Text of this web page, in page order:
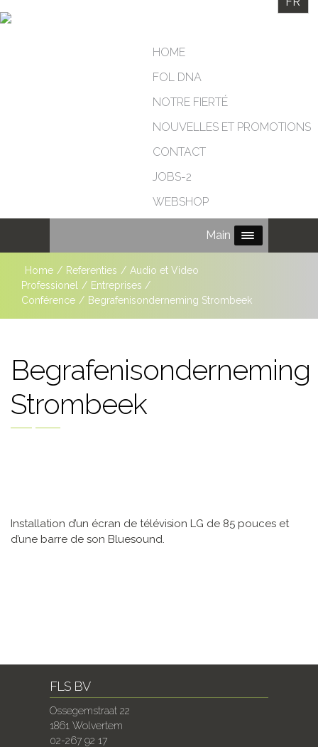
HOME
FOL DNA
NOTRE FIERTÉ
NOUVELLES ET PROMOTIONS
CONTACT
JOBS-2
WEBSHOP
Main Menu
Home / Referenties / Audio et Video
Professionel
/ Entreprises /
Conférence / Begrafenisonderneming Strombeek
Begrafenisonderneming
Strombeek
Installation d’un écran de télévision LG de 85 pouces et
d’une barre de son Bluesound.
FLS BV
Ossegemstraat 22
1861 Wolvertem
02-267 92 17